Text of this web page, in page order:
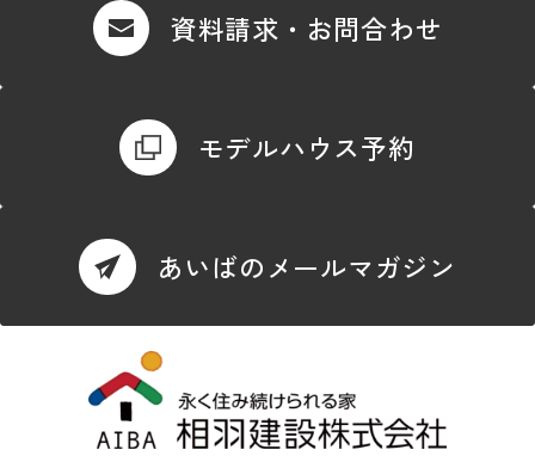
資料請求・お問合わせ
モデルハウス予約
あいばのメールマガジン